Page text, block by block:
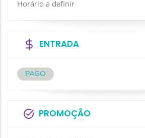
Horário a definir
ENTRADA
PAGO
PROMOÇÃO